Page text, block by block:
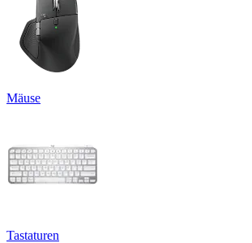
Mäuse
Tastaturen